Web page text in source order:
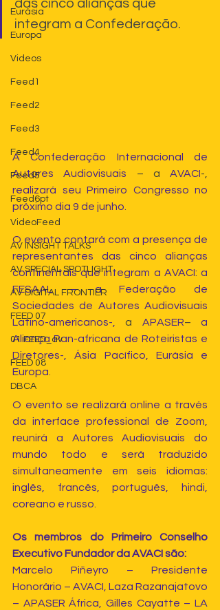
Eurásia
Europa
Videos
Feed1
Feed2
Feed3
Feed4
Feed5
Feed6pt
VideoFeed
AV INSIGHT TALKS
AV SPECIAL SPOTLIGHT
AV DIGITAL FRONTIER
FEED 07
01 FEED_av
FEED 08
DBCA
das cinco alianças que
integram a Confederação.
A Confederação Internacional de
Autores Audiovisuais – a AVACI-,
realizará seu Primeiro Congresso no
próximo dia 9 de junho.
O evento contará com a presença de
representantes das cinco alianças
FESAAL – a Federação de
Sociedades de Autores Audiovisuais
Latino-americanos-, a APASER– a
Aliança Pan-africana de Roteiristas e
Diretores-, Ásia Pacífico, Eurásia e
Europa.
O evento se realizará online a través
da interface professional de Zoom,
reunirá a Autores Audiovisuais do
mundo todo e será traduzido
simultaneamente em seis idiomas:
inglês, francês, português, hindi,
coreano e russo.
Os membros do Primeiro Conselho
Executivo Fundador da AVACI são:
Marcelo Piñeyro – Presidente
Honorário – AVACI, Laza Razanajatovo
– APASER África, Gilles Cayatte – LA